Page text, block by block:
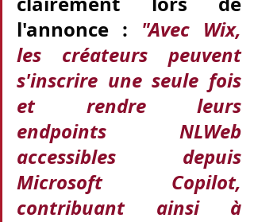
l'annonce : "Avec Wix,
les créateurs peuvent
s'inscrire une seule fois
et rendre leurs
endpoints NLWeb
accessibles depuis
Microsoft Copilot,
contribuant ainsi à